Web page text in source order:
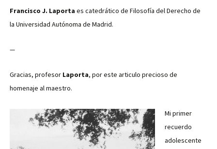
Francisco J. Laporta es catedrático de Filosofía del Derecho de
la Universidad Autónoma de Madrid.
—
Gracias, profesor Laporta, por este articulo precioso de
homenaje al maestro.
Mi primer
recuerdo
adolescente